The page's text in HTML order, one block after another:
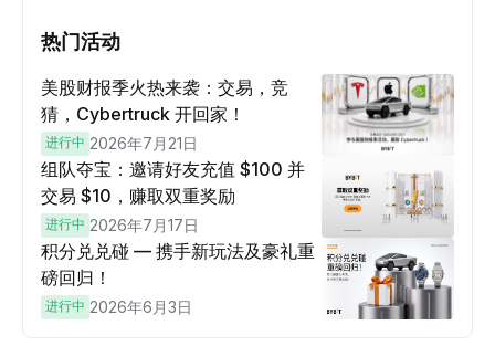
热门活动
美股财报季火热来袭：交易，竞
猜，Cybertruck 开回家！
进行中 2026年7月21日
组队夺宝：邀请好友充值 $100 并
交易 $10，赚取双重奖励
进行中 2026年7月17日
积分兑兑碰 — 携手新玩法及豪礼重
磅回归！
进行中 2026年6月3日